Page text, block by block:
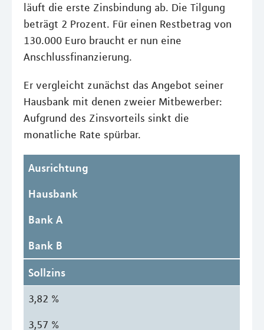
läuft die erste Zinsbindung ab. Die Tilgung
beträgt 2 Prozent. Für einen Restbetrag von
130.000 Euro braucht er nun eine
Anschlussfinanzierung.
Er vergleicht zunächst das Angebot seiner
Hausbank mit denen zweier Mitbewerber:
Aufgrund des Zinsvorteils sinkt die
monatliche Rate spürbar.
Ausrichtung
Hausbank
Bank A
Bank B
Sollzins
3,82 %
3,57 %